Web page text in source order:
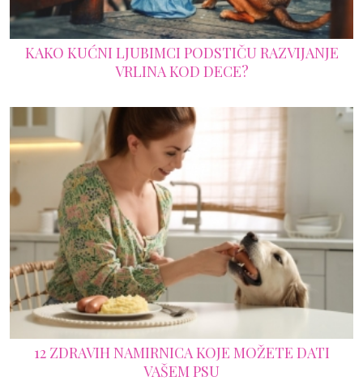
KAKO KUĆNI LJUBIMCI PODSTIČU RAZVIJANJE
VRLINA KOD DECE?
12 ZDRAVIH NAMIRNICA KOJE MOŽETE DATI
VAŠEM PSU